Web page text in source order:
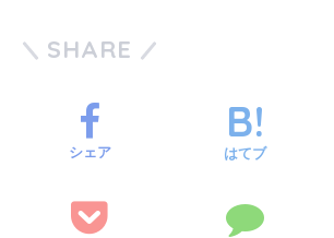
SHARE
シェア はてブ